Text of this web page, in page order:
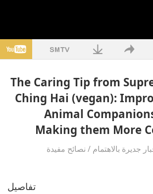
The Caring Tip from
Ching Hai (vegan):
Animal
Making them More
جديرة بالاهتمام / نصائح مفيدة
تفاصيل